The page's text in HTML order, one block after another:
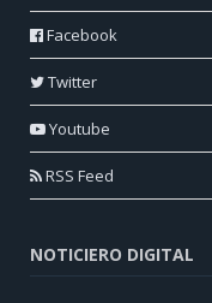
Facebook
Twitter
Youtube
RSS Feed
NOTICIERO DIGITAL